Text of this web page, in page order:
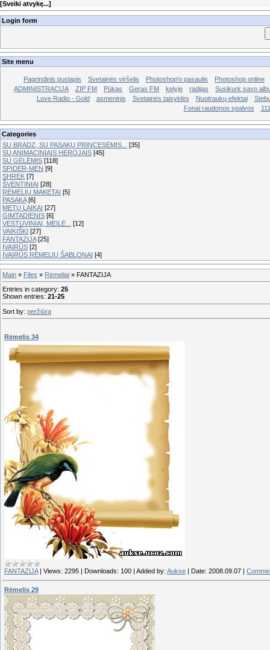
[Sveiki atvykę...]
Login form
Site menu
Pagrindinis puslapis Svetainės viršelis Photoshop'o pasaulis
Photoshop online
ADMINISTRACIJA
ZIP FM Pūkas Geras FM kelyje radijas
Susikurk savo
Love Radio - Gold
asmeninis Svetainės taisyklės Nuotraukų efektai
Fonai raudonos spalvos
111
Categories
SU BRADZ, SU PASAKŲ PRINCESĖMIS...
[35]
SU ANIMACINIAIS HEROJAIS [45]
SU GĖLĖMIS [118]
SPIDER-MEN [9]
SHREK [7]
ŠVENTINIAI [28]
RĖMELIŲ MAKETAI [5]
PASAKA [6]
METŲ LAIKAI [27]
GIMTADIENIS [6]
VESTUVINIAI, MEILĖ...
[12]
VAIKIŠKI [27]
FANTAZIJA [25]
ĮVAIRŪS [2]
ĮVAIRŪS RĖMELIŲ ŠABLONAI [4]
Main » Files » Rėmeliai » FANTAZIJA
Entries in category: 25
Shown entries: 21-25
Sort by: peržiūrą
Rėmelis 34
FANTAZIJA| Views: 2295 Downloads: 100 Added by: Aukse Date: 2008.09.07
Rėmelis 29